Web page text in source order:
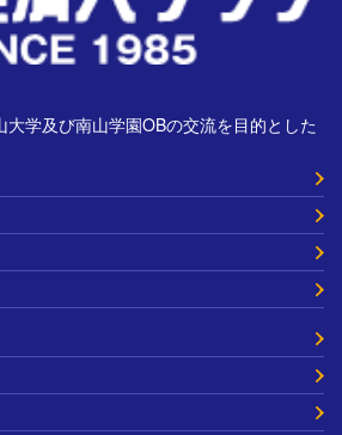
学及び南山学園OBの交流を目的とした